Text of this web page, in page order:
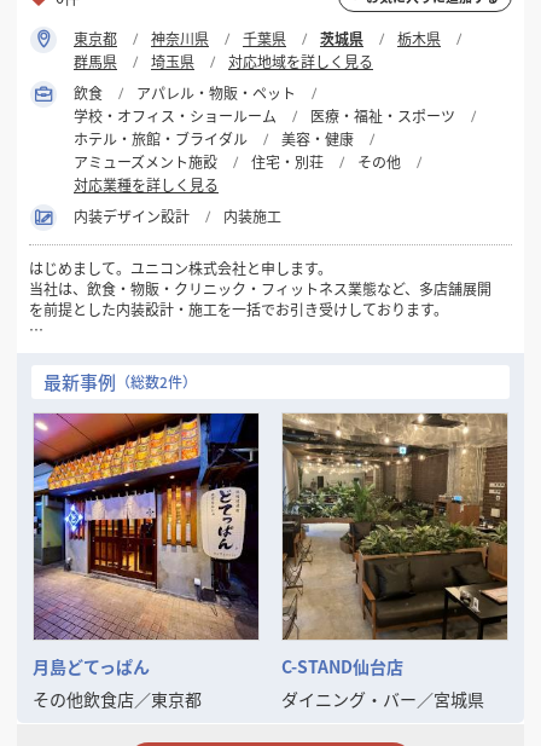
東京都 神奈川県 千葉県 茨城県
栃木県
群馬県
埼玉県
対応地域を詳しく見る
飲食
アパレル・物販・ペット
学校・オフィス・ショールーム
医療・福祉・スポーツ
ホテル・旅館・ブライダル
美容・健康
アミューズメント施設
住宅・別荘
その他
対応業種を詳しく見る
内装デザイン設計
内装施工
はじめまして。ユニコン株式会社と申します。
当社は、飲食・物販・クリニック・フィットネス業態など、多店舗展開
を前提とした内装設計・施工を一括でお引き受けしております。
「標準化 × コスト最適化 × スピード」をバランス良く実現できるのが
当社の強みです。
VE（バリューエンジニアリング）提案を通じて、コストを抑えながらも
ブランドの世界観を保った施工を実現。夜間・短納期・遠方対応も可能
です。
現在、全国エリアでのスポット案件・継続支援体制の構築も進めてお
り、信頼関係を重視したパートナーシップ型の対応を行っております。
出店拡大や施設リブランディングをお考えの企業様の右腕として、
**「現場を理解した提案ができる内装会社」**としてぜひご検討くださ
い。
まずは御社のご意向・条件をヒアリングさせていただけましたら幸いで
す。
最新事例 （総数2件）
月島どてっぱん
その他飲食店／東京都
C-STAND仙台店
ダイニング・バー／宮城県